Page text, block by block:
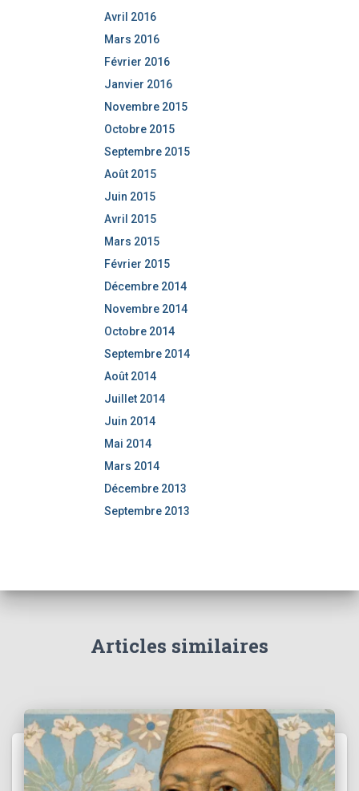
Avril 2016
Mars 2016
Février 2016
Janvier 2016
Novembre 2015
Octobre 2015
Septembre 2015
Août 2015
Juin 2015
Avril 2015
Mars 2015
Février 2015
Décembre 2014
Novembre 2014
Octobre 2014
Septembre 2014
Août 2014
Juillet 2014
Juin 2014
Mai 2014
Mars 2014
Décembre 2013
Septembre 2013
Articles similaires